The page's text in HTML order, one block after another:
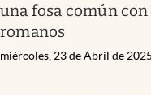
una fosa común con
romanos
miércoles, 23 de Abril de 2025